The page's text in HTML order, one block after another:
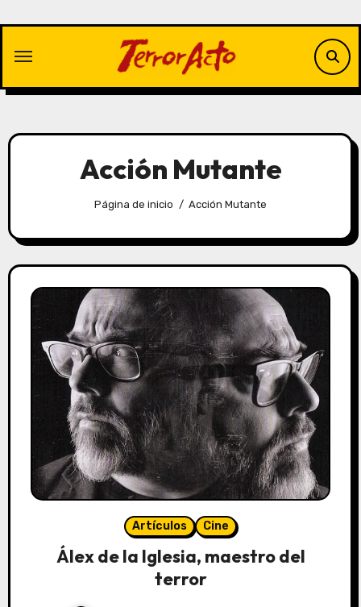
contenido
Acción Mutante
Página de inicio Acción Mutante
Artículos Cine
Álex de la Iglesia, maestro del
terror